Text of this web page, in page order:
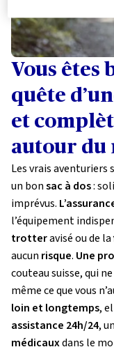
Vous êtes
quête
et
autour du
Les vrais aventuriers
un bonsac à dos:
imprévus.
l’équipement
trotteravisé ou de la
aucun risque. Une
couteau suisse, qui
même ce que vous
loin et longtemps,
assistance 24h/24,
médicauxdans le